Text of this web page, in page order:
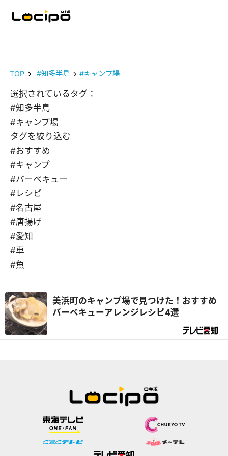
TOP #知多半島 #キャンプ場
選択されているタグ：
#知多半島
#キャンプ場
タグを絞り込む
#おすすめ
#キャンプ
#バーベキュー
#レシピ
#名古屋
#唐揚げ
#愛知
#車
#魚
美浜町のキャンプ場で見つけた！おすすめ
バーベキューアレンジレシピ4選